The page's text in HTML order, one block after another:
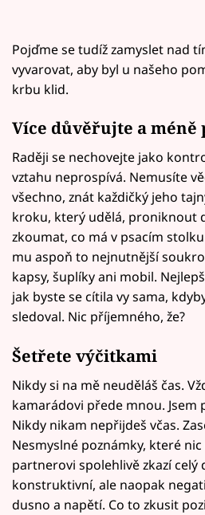
Pojďme se tudíž zamyslet nad
vyvarovat, aby byl u našeho
krbu klid.
Více důvěřujte a
Raději se nechovejte jako
vztahu neprospívá. Nemusíte
všechno, znát každičký jeho
kroku, který udělá, proniknout
zkoumat, co má v psacím
mu aspoň to nejnutnější
kapsy, šuplíky ani mobil.
jak byste se cítila vy sama,
sledoval. Nic příjemného, že?
Šetřete výčitkami
Nikdy si na mě neuděláš čas.
kamarádovi přede mnou. Jsem
Nikdy nikam nepřijdeš včas.
Nesmyslné poznámky, které
partnerovi spolehlivě zkazí celý
konstruktivní, ale naopak
dusno a napětí. Co to zkusit